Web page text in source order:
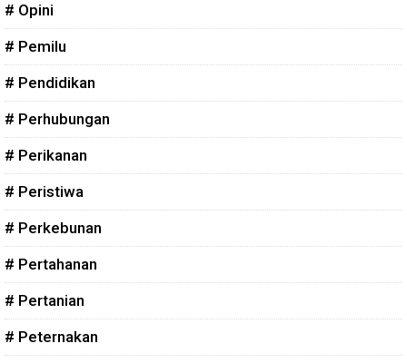
# Opini
# Pemilu
# Pendidikan
# Perhubungan
# Perikanan
# Peristiwa
# Perkebunan
# Pertahanan
# Pertanian
# Peternakan